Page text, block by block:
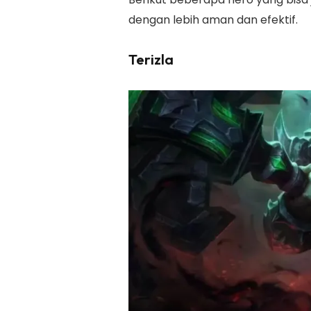
dengan lebih aman dan efektif.
Terizla